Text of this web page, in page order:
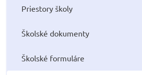
Priestory školy
Školské dokumenty
Školské formuláre